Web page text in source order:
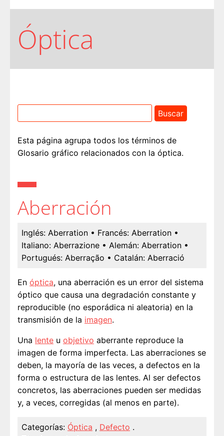
Óptica
Esta página agrupa todos los términos de
Glosario gráfico relacionados con la óptica.
Aberración
Inglés: Aberration • Francés: Aberration •
Italiano: Aberrazione • Alemán: Aberration •
Portugués: Aberração • Catalán: Aberració
En óptica, una aberración es un error del sistema
óptico que causa una degradación constante y
reproducible (no esporádica ni aleatoria) en la
transmisión de la imagen.
Una lente u objetivo aberrante reproduce la
imagen de forma imperfecta. Las aberraciones se
deben, la mayoría de las veces, a defectos en la
forma o estructura de las lentes. Al ser defectos
concretos, las aberraciones pueden ser medidas
y, a veces, corregidas (al menos en parte).
Categorías: Óptica , Defecto .